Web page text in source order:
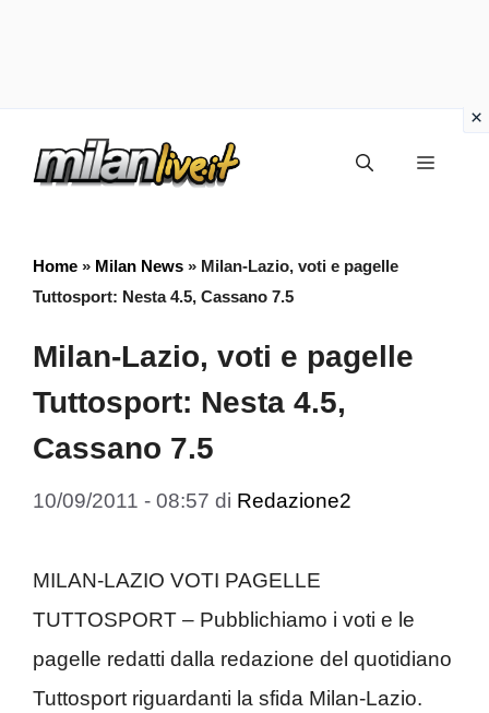
Menu
Home » Milan News » Milan-Lazio, voti e pagelle
Tuttosport: Nesta 4.5, Cassano 7.5
Milan-Lazio, voti e pagelle
Tuttosport: Nesta 4.5,
Cassano 7.5
10/09/2011 - 08:57 di Redazione2
MILAN-LAZIO VOTI PAGELLE
TUTTOSPORT – Pubblichiamo i voti e le
pagelle redatti dalla redazione del quotidiano
Tuttosport riguardanti la sfida Milan-Lazio.